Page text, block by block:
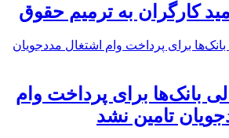
کارگران به ترمیم حقوق
بانک‌ها برای پرداخت وام
تامین نشد